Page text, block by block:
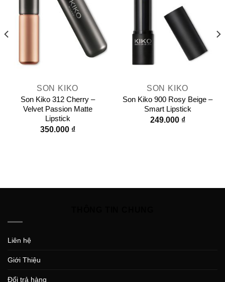
SON KIKO
Son Kiko 312 Cherry –
Velvet Passion Matte
Lipstick
350.000 ₫
SON KIKO
Son Kiko 900 Rosy Beige –
Smart Lipstick
249.000 ₫
Liên hệ
Giới Thiệu
Đổi trả hàng